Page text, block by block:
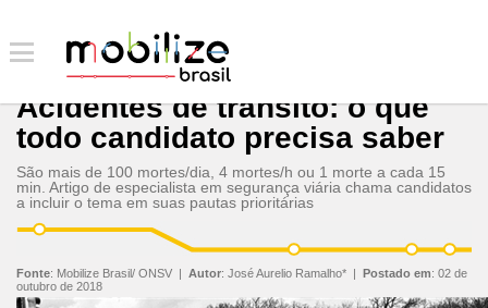
Acidentes de trânsito: o que
todo candidato precisa saber
São mais de 100 mortes/dia, 4 mortes/h ou 1 morte a cada 15
min. Artigo de especialista em segurança viária chama candidatos
a incluir o tema em suas pautas prioritárias
Fonte: Mobilize Brasil/ ONSV | Autor: José Aurelio Ramalho* | Postado em: 02 de
outubro de 2018